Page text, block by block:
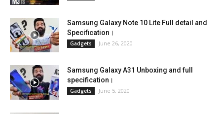
Samsung Galaxy Note 10 Lite Full detail and
Specification।
Gadgets June 26, 2020
Samsung Galaxy A31 Unboxing and full
specification।
Gadgets June 5, 2020